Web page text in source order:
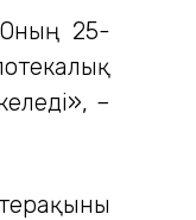
Оның 25-
–